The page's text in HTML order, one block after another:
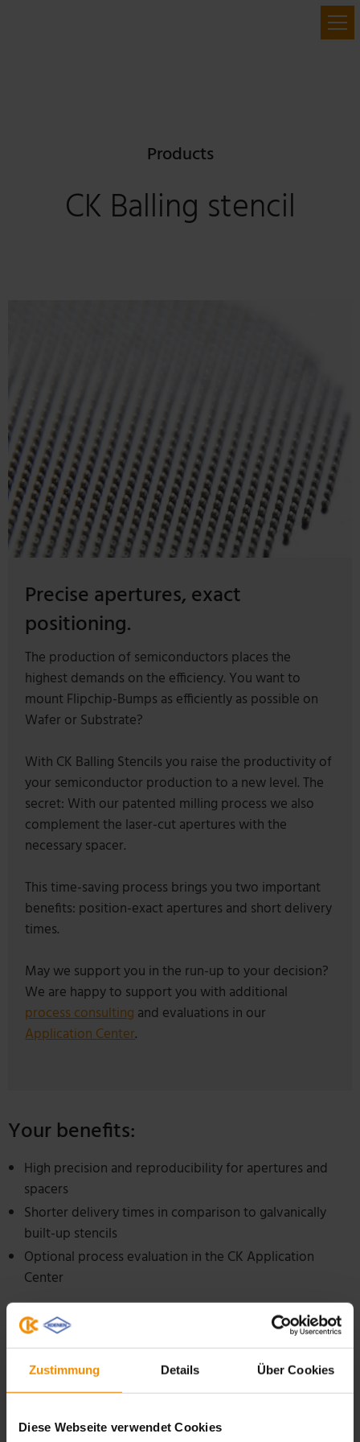
Zustimmung Details Über Cookies
Diese Webseite verwendet Cookies
Products
CK Balling stencil
Precise apertures, exact
positioning.
The production of semiconductors places the
highest demands on the efficiency. You want to
mount Flipchip-Bumps as efficiently as possible on
Wafer or Substrate?
With CK Balling Stencils you raise the productivity of
your semiconductor production to a new level. The
secret: With our patented milling process we also
complement the laser-cut apertures with the
necessary spacer.
This time-saving process brings you two important
benefits: position-exact apertures and short delivery
times.
May we support you in the run-up to your decision?
We are happy to support you with additional
process consulting and evaluations in our
Application Center.
Your benefits:
High precision and reproducibility for apertures and
spacers
Shorter delivery times in comparison to galvanically
built-up stencils
Optional process evaluation in the CK Application
Center
Advanced Topics